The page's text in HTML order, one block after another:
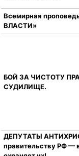
Всемирная
ВЛАСТИ»
БОЙ ЗА ЧИСТОТУ
СУДИЛИЩЕ.
ДЕПУТАТЫ
правительству РФ —